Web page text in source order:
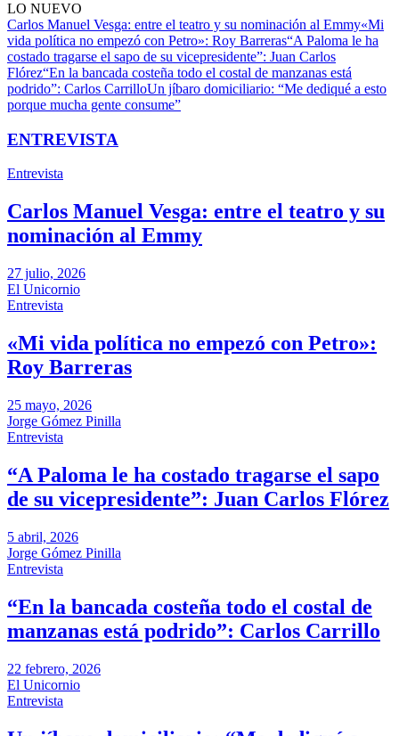
LO NUEVO
Carlos Manuel Vesga: entre el teatro y su nominación al Emmy«Mi
vida política no empezó con Petro»: Roy Barreras“A Paloma le ha
costado tragarse el sapo de su vicepresidente”: Juan Carlos
Flórez“En la bancada costeña todo el costal de manzanas está
podrido”: Carlos CarrilloUn jíbaro domiciliario: “Me dediqué a esto
porque mucha gente consume”
ENTREVISTA
Entrevista
Carlos Manuel Vesga: entre el teatro y su
nominación al Emmy
27 julio, 2026
El Unicornio
Entrevista
«Mi vida política no empezó con Petro»:
Roy Barreras
25 mayo, 2026
Jorge Gómez Pinilla
Entrevista
“A Paloma le ha costado tragarse el sapo
de su vicepresidente”: Juan Carlos Flórez
5 abril, 2026
Jorge Gómez Pinilla
Entrevista
“En la bancada costeña todo el costal de
manzanas está podrido”: Carlos Carrillo
22 febrero, 2026
El Unicornio
Entrevista